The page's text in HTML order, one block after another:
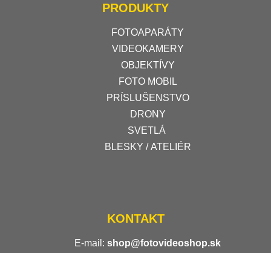
PRODUKTY
FOTOAPARÁTY
VIDEOKAMERY
OBJEKTÍVY
FOTO MOBIL
PRÍSLUŠENSTVO
DRONY
SVETLÁ
BLESKY / ATELIÉR
KONTAKT
E-mail: shop@fotovideoshop.sk